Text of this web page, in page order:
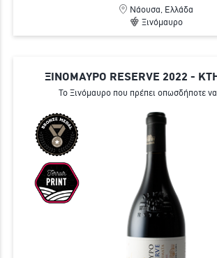
Νάουσα, Ελλάδα
Ξινόμαυρο
ΞΙΝΟΜΑΥΡΟ RESERVE 2022 -
Το Ξινόμαυρο που πρέπει οπωσδήποτε